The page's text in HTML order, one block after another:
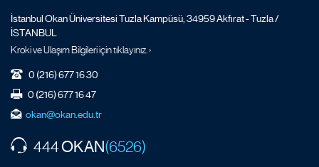
İstanbul Okan Üniversitesi Tuzla Kampüsü, 34959 Akfırat - Tuzla /
İSTANBUL
Kroki ve Ulaşım Bilgileri için tıklayınız. ›
0 (216) 677 16 30
0 (216) 677 16 47
okan@okan.edu.tr
444OKAN(6526)